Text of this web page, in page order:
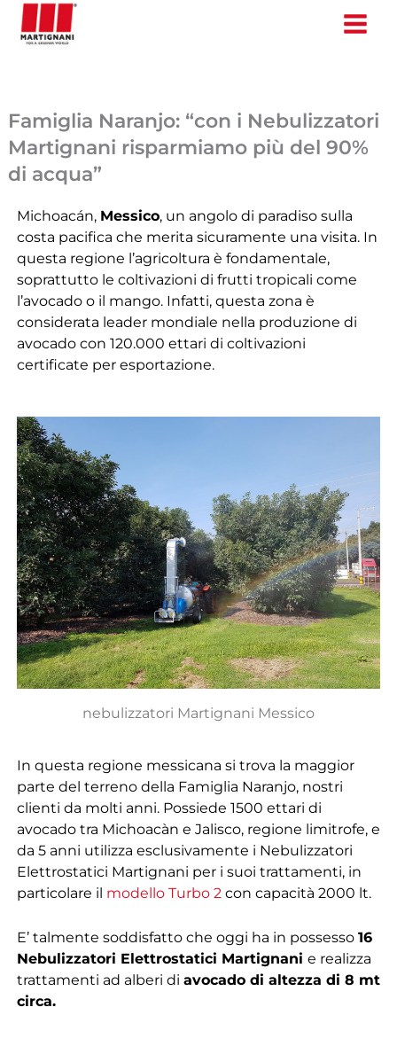
Famiglia Naranjo: “con i Nebulizzatori
Martignani risparmiamo più del 90%
di acqua”
Michoacán, Messico, un angolo di paradiso sulla
costa pacifica che merita sicuramente una visita. In
questa regione l’agricoltura è fondamentale,
soprattutto le coltivazioni di frutti tropicali come
l’avocado o il mango. Infatti, questa zona è
considerata leader mondiale nella produzione di
avocado con 120.000 ettari di coltivazioni
certificate per esportazione.
nebulizzatori Martignani Messico
In questa regione messicana si trova la maggior
parte del terreno della Famiglia Naranjo, nostri
clienti da molti anni. Possiede 1500 ettari di
avocado tra Michoacàn e Jalisco, regione limitrofe, e
da 5 anni utilizza esclusivamente i Nebulizzatori
Elettrostatici Martignani per i suoi trattamenti, in
particolare il modello Turbo 2con capacità 2000 lt.
E’ talmente soddisfatto che oggi ha in possesso 16
Nebulizzatori Elettrostatici Martignani e realizza
trattamenti ad alberi di avocado di altezza di 8 mt
circa.